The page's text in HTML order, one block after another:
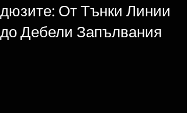
дюзите: От Тънки Линии
до Дебели Запълвания